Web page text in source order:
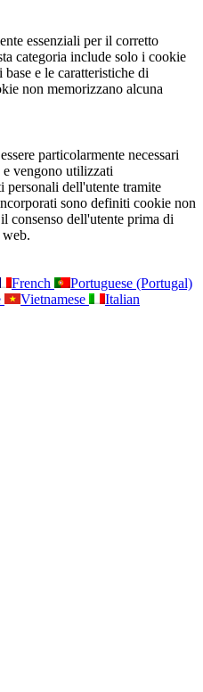
essenziali per il corretto
categoria include solo i cookie
e le caratteristiche di
non memorizzano alcuna
particolarmente necessari
vengono utilizzati
personali dell'utente tramite
sono definiti cookie non
consenso dell'utente prima di
web.
French
Portuguese (Portugal)
Vietnamese
Italian